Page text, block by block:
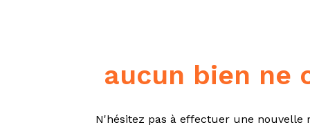
aucun bien ne
N'hésitez pas à effectuer une